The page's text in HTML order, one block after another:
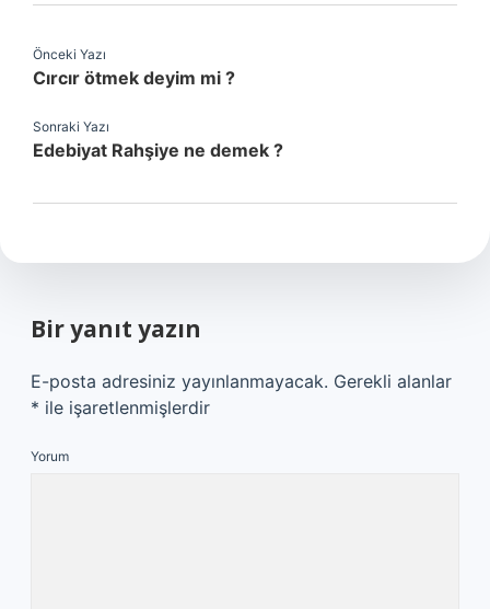
Önceki Yazı
Cırcır ötmek deyim mi ?
Sonraki Yazı
Edebiyat Rahşiye ne demek ?
Bir yanıt yazın
E-posta adresiniz yayınlanmayacak. Gerekli alanlar
* ile işaretlenmişlerdir
Yorum